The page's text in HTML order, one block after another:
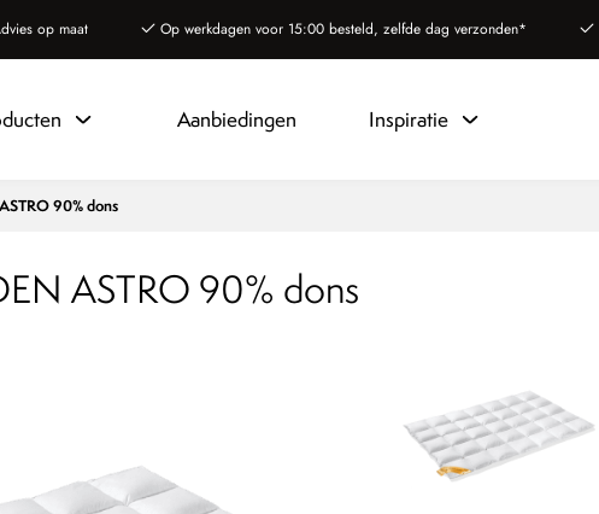
op maat Op werkdagen voor 15:00 besteld, zelfde dag verzonden*
Aanbiedingen Inspiratie
90% dons
ASTRO 90% dons